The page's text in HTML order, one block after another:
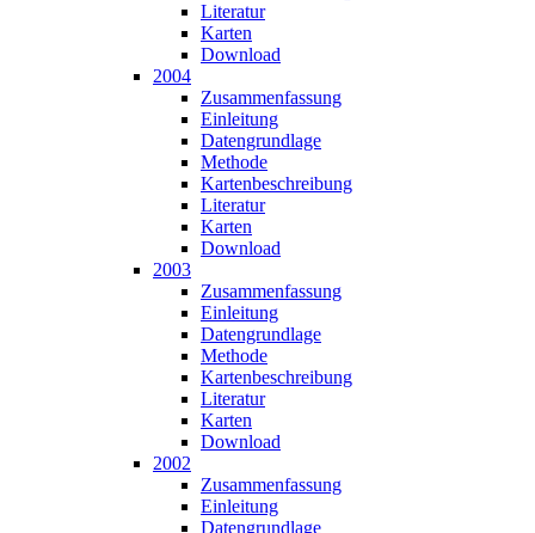
Literatur
Karten
Download
2004
Zusammen­fassung
Einleitung
Datengrundlage
Methode
Karten­beschreibung
Literatur
Karten
Download
2003
Zusammen­fassung
Einleitung
Datengrundlage
Methode
Karten­beschreibung
Literatur
Karten
Download
2002
Zusammen­fassung
Einleitung
Datengrundlage